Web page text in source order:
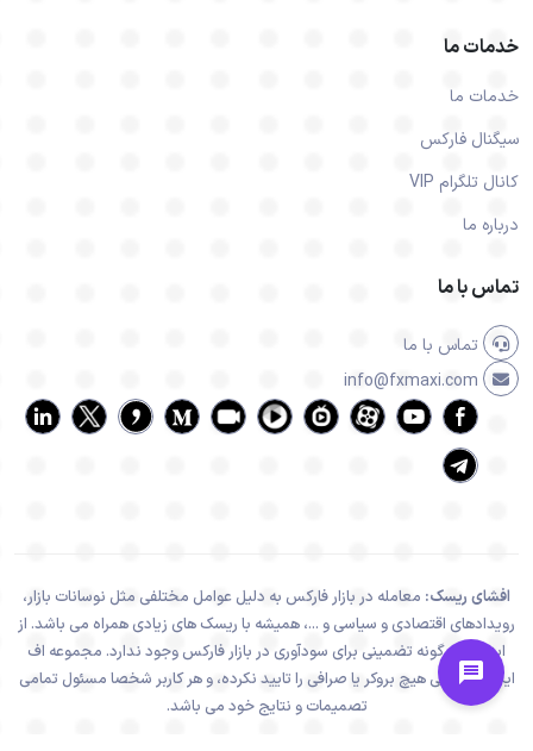
خدمات ما
خدمات ما
سیگنال فارکس
کانال تلگرام VIP
درباره ما
تماس با ما
تماس با ما
افشای ریسک: معامله در بازار فارکس به دلیل عوامل مختلفی مثل نوسانات بازار،
رویدادهای اقتصادی و سیاسی و ...، همیشه با ریسک های زیادی همراه می باشد. از
اینرو هیچ گونه تضمینی برای سودآوری در بازار فارکس وجود ندارد. مجموعه اف
ایکس ماکسی هیچ بروکر یا صرافی را تایید نکرده، و هر کاربر شخصا مسئول تمامی
تصمیمات و نتایج خود می باشد.